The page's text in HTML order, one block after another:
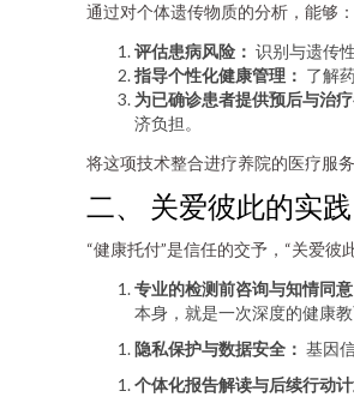
通过对个体遗传物质的分析，能够：
评估患病风险： 识别与遗传
指导个性化健康管理： 了解
为已确诊患者提供预后与治疗
济负担。
将这项技术整合进疗养院的医疗服
二、 关爱彼此的实
“健康托付”是信任的交予，“关爱
专业的检测前咨询与知情同意
本身，就是一次深度的健康教
隐私保护与数据安全： 基因
个体化报告解读与后续行动计